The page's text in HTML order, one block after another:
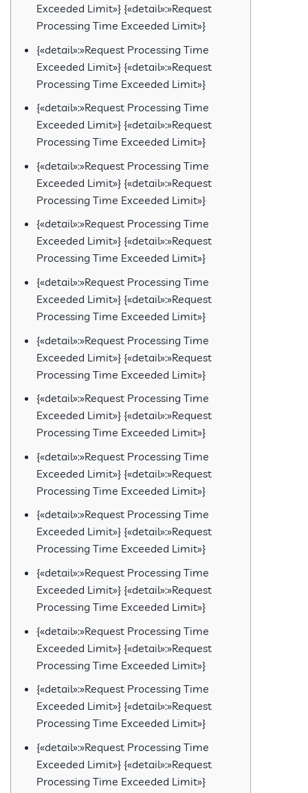
Exceeded Limit»} {«detail»:»Request
Processing Time Exceeded Limit»}
{«detail»:»Request Processing Time
Exceeded Limit»} {«detail»:»Request
Processing Time Exceeded Limit»}
{«detail»:»Request Processing Time
Exceeded Limit»} {«detail»:»Request
Processing Time Exceeded Limit»}
{«detail»:»Request Processing Time
Exceeded Limit»} {«detail»:»Request
Processing Time Exceeded Limit»}
{«detail»:»Request Processing Time
Exceeded Limit»} {«detail»:»Request
Processing Time Exceeded Limit»}
{«detail»:»Request Processing Time
Exceeded Limit»} {«detail»:»Request
Processing Time Exceeded Limit»}
{«detail»:»Request Processing Time
Exceeded Limit»} {«detail»:»Request
Processing Time Exceeded Limit»}
{«detail»:»Request Processing Time
Exceeded Limit»} {«detail»:»Request
Processing Time Exceeded Limit»}
{«detail»:»Request Processing Time
Exceeded Limit»} {«detail»:»Request
Processing Time Exceeded Limit»}
{«detail»:»Request Processing Time
Exceeded Limit»} {«detail»:»Request
Processing Time Exceeded Limit»}
{«detail»:»Request Processing Time
Exceeded Limit»} {«detail»:»Request
Processing Time Exceeded Limit»}
{«detail»:»Request Processing Time
Exceeded Limit»} {«detail»:»Request
Processing Time Exceeded Limit»}
{«detail»:»Request Processing Time
Exceeded Limit»} {«detail»:»Request
Processing Time Exceeded Limit»}
{«detail»:»Request Processing Time
Exceeded Limit»} {«detail»:»Request
Processing Time Exceeded Limit»}